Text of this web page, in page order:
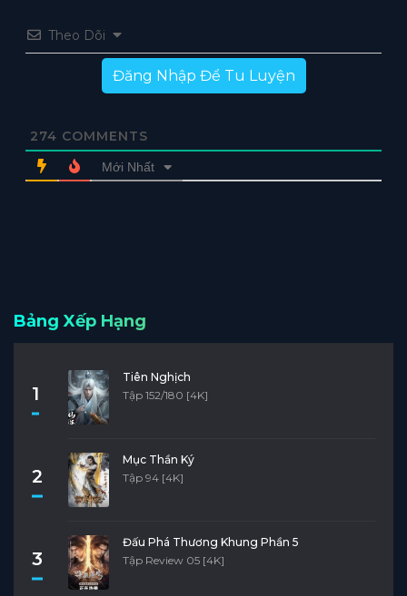
Theo Dõi
Đăng Nhập Để Tu Luyện
274 COMMENTS
Mới Nhất
Bảng Xếp Hạng
1
Tiên Nghịch
Tập 152/180 [4K]
2
Mục Thần Ký
Tập 94 [4K]
3
Đấu Phá Thương Khung Phần 5
Tập Review 05 [4K]